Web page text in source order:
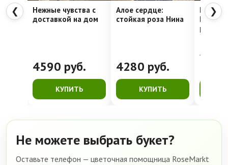
❮
Нежные чувства с
доставкой на дом
4590 руб.
КУПИТЬ
Алое сердце:
стойкая роза Нина
4280 руб.
КУПИТЬ
Недели
4762
❯
Не можете выбрать букет?
Оставьте телефон — цветочная помощница RoseMarkt